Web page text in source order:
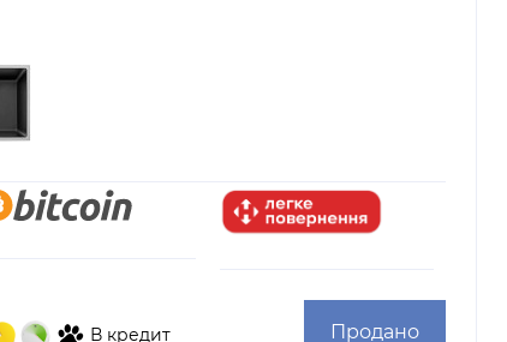
В кредит Продано